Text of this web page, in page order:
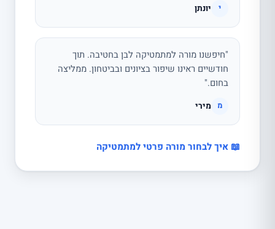
י יונתן
"חיפשנו מורה למתמטיקה לבן בחטיבה. תוך
חודשיים ראינו שיפור בציונים ובביטחון. ממליצה
בחום."
מ מירי
📖 איך לבחור מורה פרטי למתמטיקה